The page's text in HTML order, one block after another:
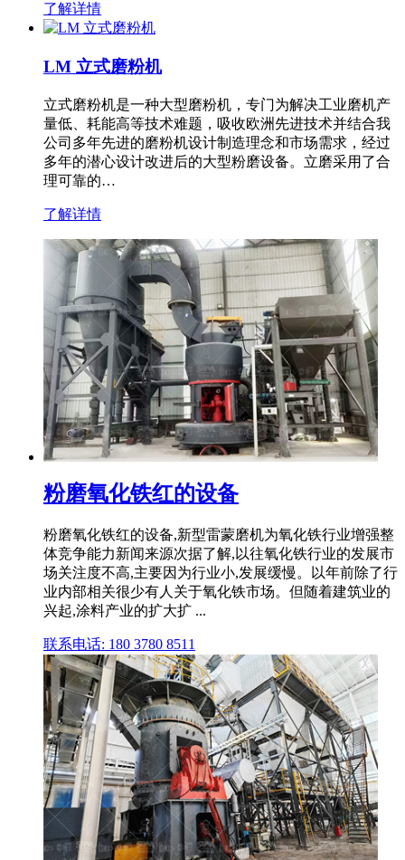
了解详情
LM 立式磨粉机
立式磨粉机是一种大型磨粉机，专门为解决工业磨机产
量低、耗能高等技术难题，吸收欧洲先进技术并结合我
公司多年先进的磨粉机设计制造理念和市场需求，经过
多年的潜心设计改进后的大型粉磨设备。立磨采用了合
理可靠的…
了解详情
粉磨氧化铁红的设备
粉磨氧化铁红的设备,新型雷蒙磨机为氧化铁行业增强整
体竞争能力新闻来源次据了解,以往氧化铁行业的发展市
场关注度不高,主要因为行业小,发展缓慢。以年前除了行
业内部相关很少有人关于氧化铁市场。但随着建筑业的
兴起,涂料产业的扩大扩 ...
联系电话: 180 3780 8511